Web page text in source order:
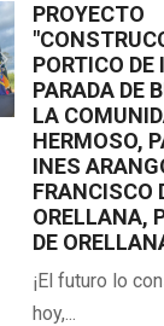
Next
PROYECTO
PORTICO DE
PARADA DE
LA
HERMOSO,
INES
FRANCISCO
ORELLANA,
DE
¡El futuro lo
hoy,...